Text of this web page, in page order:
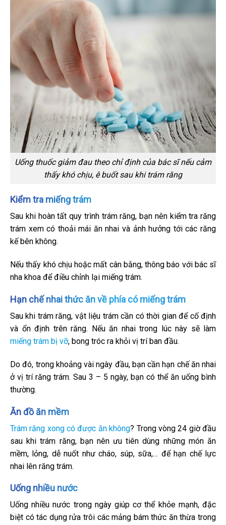
Uống thuốc giảm đau theo chỉ định của bác sĩ nếu cảm
thấy khó chịu, ê buốt sau khi trám răng
Kiểm tra miếng trám
Sau khi hoàn tất quy trình trám răng, bạn nên kiểm tra răng
trám xem có thoải mái ăn nhai và ảnh hưởng tới các răng
kế bên không.
Nếu thấy khó chịu hoặc mất cân bằng, thông báo với bác sĩ
nha khoa để điều chỉnh lại miếng trám.
Hạn chế nhai thức ăn về phía có miếng trám
Sau khi trám răng, vật liệu trám cần có thời gian để cố định
và ổn định trên răng. Nếu ăn nhai trong lúc này sẽ làm
miếng trám bị vỡ, bong tróc ra khỏi vị trí ban đầu.
Do đó, trong khoảng vài ngày đầu, bạn cần hạn chế ăn nhai
ở vị trí răng trám. Sau 3 – 5 ngày, bạn có thể ăn uống bình
thường.
Ăn đồ ăn mềm
Trám răng xong có được ăn không? Trong vòng 24 giờ đầu
sau khi trám răng, bạn nên ưu tiên dùng những món ăn
mềm, lỏng, dễ nuốt như cháo, súp, sữa,… để hạn chế lực
nhai lên răng trám.
Uống nhiều nước
Uống nhiều nước trong ngày giúp cơ thể khỏe mạnh, đặc
biệt có tác dụng rửa trôi các mảng bám thức ăn thừa trong